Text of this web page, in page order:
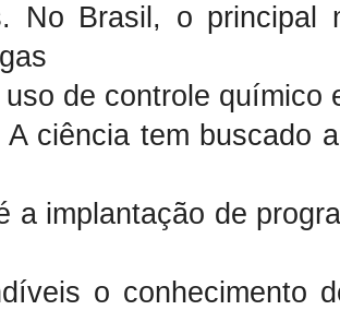
No Brasil, o principal
de controle químico
ciência tem buscado
a implantação de
o conhecimento